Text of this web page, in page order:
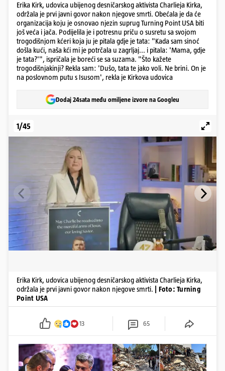
Erika Kirk, udovica ubijenog desničarskog aktivista Charlieja Kirka,
održala je prvi javni govor nakon njegove smrti. Obećala je da će
organizacija koju je osnovao njezin suprug Turning Point USA biti
još veća i jača. Podijelila je i potresnu priču o susretu sa svojom
trogodišnjom kćeri koja ju je pitala gdje je tata: "Kada sam sinoć
došla kući, naša kći mi je potrčala u zagrljaj... i pitala: 'Mama, gdje
je tata?'", ispričala je boreći se sa suzama. "Što kažete
trogodišnjakinji? Rekla sam: 'Dušo, tata te jako voli. Ne brini. On je
na poslovnom putu s Isusom', rekla je Kirkova udovica
Dodaj 24sata među omiljene izvore na Googleu
1/45
Erika Kirk, udovica ubijenog desničarskog aktivista Charlieja Kirka,
održala je prvi javni govor nakon njegove smrti.
| Foto: Turning
Point USA
13 65